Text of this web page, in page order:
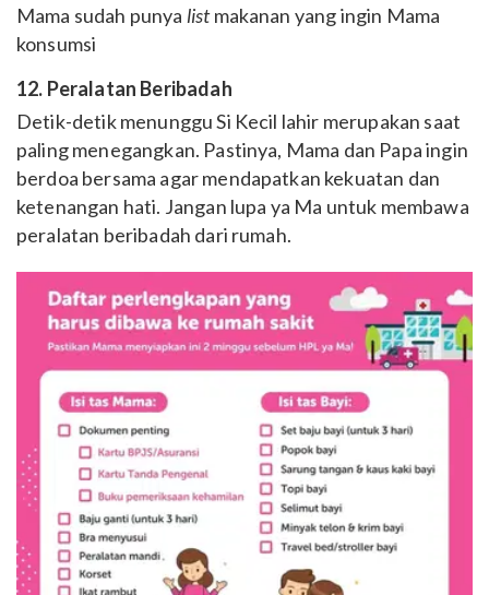
Mama sudah punya listmakanan yang ingin Mama
konsumsi
12. Peralatan Beribadah
Detik-detik menunggu Si Kecil lahir merupakan saat
paling menegangkan. Pastinya, Mama dan Papa ingin
berdoa bersama agar mendapatkan kekuatan dan
ketenangan hati. Jangan lupa ya Ma untuk membawa
peralatan beribadah dari rumah.